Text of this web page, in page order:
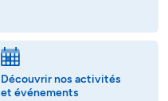
Découvrir nos activités
et événements